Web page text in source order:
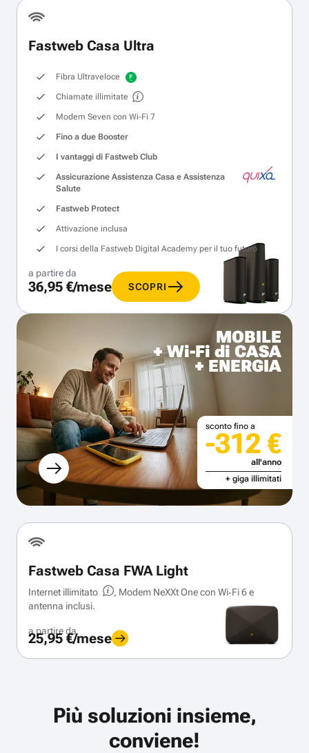
Fastweb Casa Ultra
Fibra Ultraveloce
Chiamate illimitate
Modem Seven con Wi‑Fi 7
Fino a due Booster
I vantaggi di Fastweb Club
Assicurazione Assistenza Casa e Assistenza
Salute
Fastweb Protect
Attivazione inclusa
I corsi della Fastweb Digital Academy per il tuo futuro
a partire da
36,95 €/mese SCOPRI
MOBILE
+ Wi-Fi di CASA
+ ENERGIA
sconto fino a
-312 €
all'anno
+ giga illimitati
Fastweb Casa FWA Light
Internet illimitato
, Modem NeXXt One con Wi‑Fi 6 e
antenna inclusi.
a partire da
25,95 €/mese
Più soluzioni insieme,
conviene!